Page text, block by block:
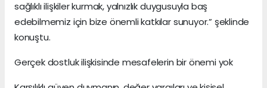
sağlıklı ilişkiler kurmak, yalnızlık duygusuyla baş
edebilmemiz için bize önemli katkılar sunuyor.” şeklinde
konuştu.
Gerçek dostluk ilişkisinde mesafelerin bir önemi yok